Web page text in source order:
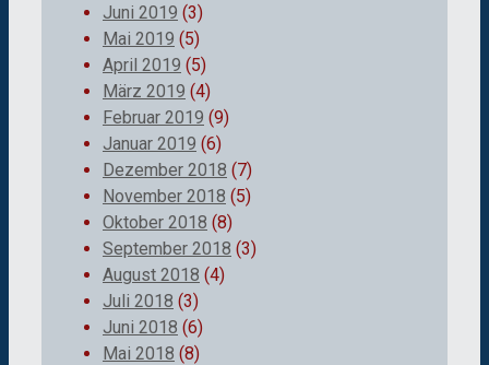
Juni 2019 (3)
Mai 2019 (5)
April 2019 (5)
März 2019 (4)
Februar 2019 (9)
Januar 2019 (6)
Dezember 2018 (7)
November 2018 (5)
Oktober 2018 (8)
September 2018 (3)
August 2018 (4)
Juli 2018 (3)
Juni 2018 (6)
Mai 2018 (8)